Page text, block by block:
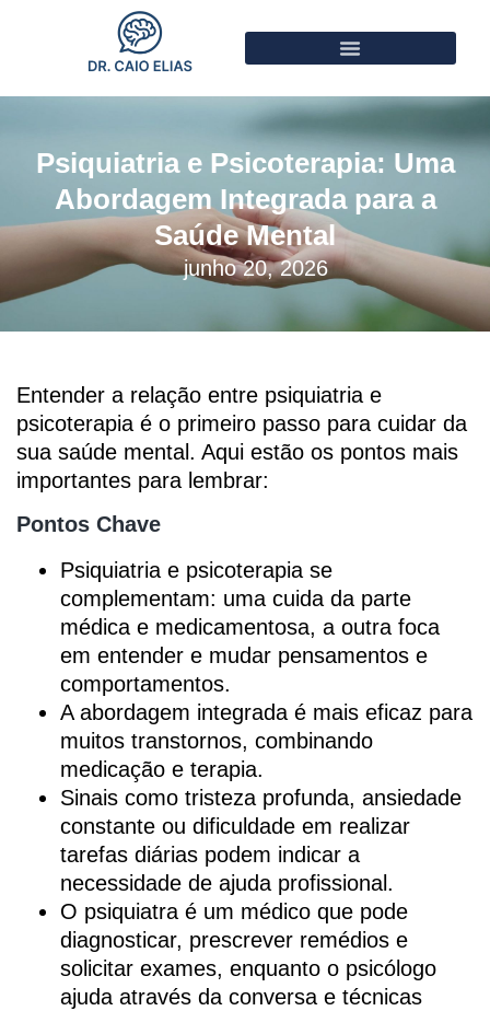
Psiquiatria e Psicoterapia: Uma
Abordagem Integrada para a
Saúde Mental
junho 20, 2026
Entender a relação entre psiquiatria e
psicoterapia é o primeiro passo para cuidar da
sua saúde mental. Aqui estão os pontos mais
importantes para lembrar:
Pontos Chave
Psiquiatria e psicoterapia se
complementam: uma cuida da parte
médica e medicamentosa, a outra foca
em entender e mudar pensamentos e
comportamentos.
A abordagem integrada é mais eficaz para
muitos transtornos, combinando
medicação e terapia.
Sinais como tristeza profunda, ansiedade
constante ou dificuldade em realizar
tarefas diárias podem indicar a
necessidade de ajuda profissional.
O psiquiatra é um médico que pode
diagnosticar, prescrever remédios e
solicitar exames, enquanto o psicólogo
ajuda através da conversa e técnicas